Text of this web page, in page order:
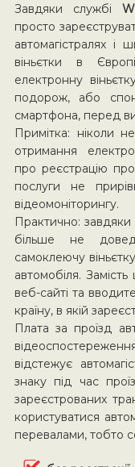
Завдяки службі
просто
автомагістралях і
віньєтки в
електронну
подорож, або
смартфона, перед
Примітка: ніколи
отримання
про реєстрацію
послуги не
відеомоніторингу.
Практично: завдяки
більше не
самоклеючу
автомобіля.
веб-сайті та
країну, в якій
Плата за проїзд
відстежує
знаку під час
зареєстрованих
користуватися
перевалами, тобто